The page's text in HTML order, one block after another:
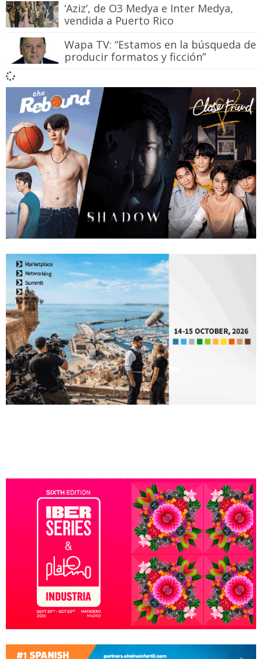
‘Aziz’, de O3 Medya e Inter Medya,
vendida a Puerto Rico
Wapa TV: “Estamos en la búsqueda de
producir formatos y ficción”